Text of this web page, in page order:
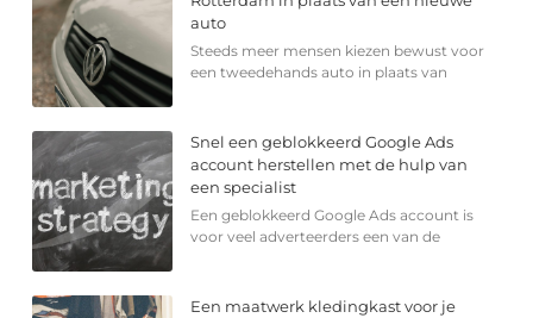
auto
Steeds meer mensen kiezen bewust voor
een tweedehands auto in plaats van
Snel een geblokkeerd Google Ads
account herstellen met de hulp van
een specialist
Een geblokkeerd Google Ads account is
voor veel adverteerders een van de
Een maatwerk kledingkast voor je